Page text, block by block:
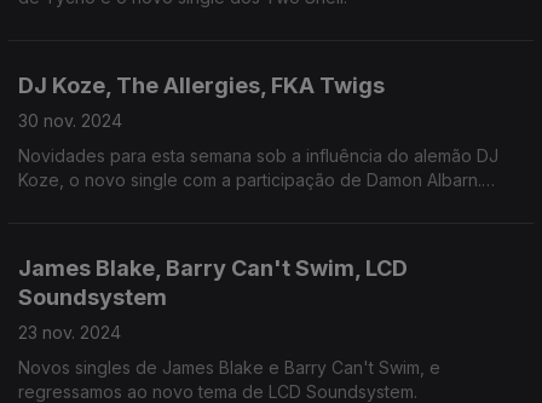
DJ Koze, The Allergies, FKA Twigs
30 nov. 2024
Novidades para esta semana sob a influência do alemão DJ
Koze, o novo single com a participação de Damon Albarn.
James Blake, Barry Can't Swim, LCD
Soundsystem
23 nov. 2024
Novos singles de James Blake e Barry Can't Swim, e
regressamos ao novo tema de LCD Soundsystem.